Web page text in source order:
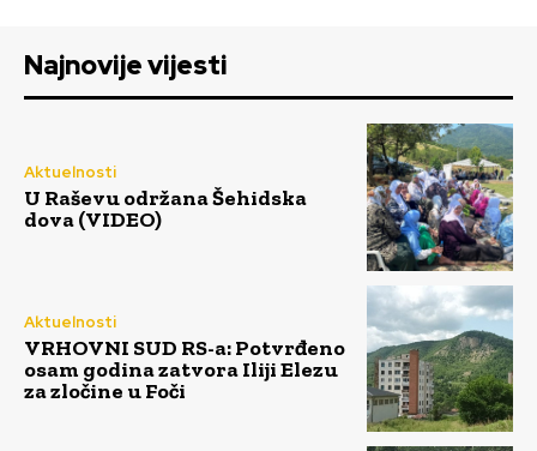
Najnovije vijesti
Aktuelnosti
U Raševu održana Šehidska
dova (VIDEO)
Aktuelnosti
VRHOVNI SUD RS-a: Potvrđeno
osam godina zatvora Iliji Elezu
za zločine u Foči